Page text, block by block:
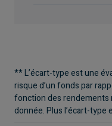
** L’écart-type est une
risque d’un fonds par
fonction des rendements
donnée. Plus l’écart-type